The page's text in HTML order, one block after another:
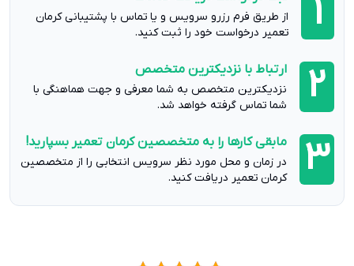
1
از طریق فرم رزرو سرویس و یا تماس با پشتیبانی کرمان
تعمیر درخواست خود را ثبت کنید.
2 ارتباط با نزدیکترین متخصص
نزدیکترین متخصص به شما معرفی و جهت هماهنگی با
شما تماس گرفته خواهد شد.
3 مابقی کارها را به متخصصین کرمان تعمیر بسپارید!
در زمان و محل مورد نظر سرویس انتخابی را از متخصصین
کرمان تعمیر دریافت کنید.